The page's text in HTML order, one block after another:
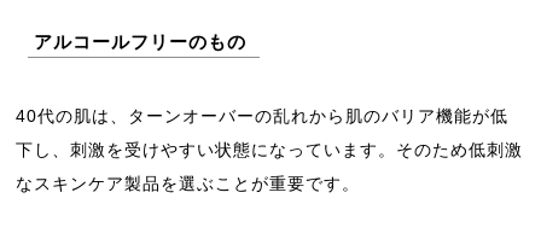
アルコールフリーのもの
40代の肌は、ターンオーバーの乱れから肌のバリア機能が低
下し、刺激を受けやすい状態になっています。そのため低刺激
なスキンケア製品を選ぶことが重要です。